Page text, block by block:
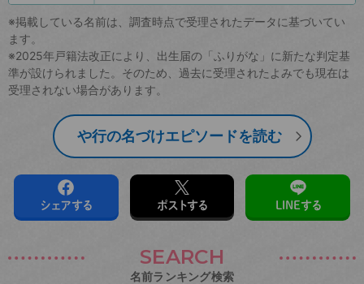
※掲載している名前は、調査時点で受理されたデータに基づいてい
ます。
※2025年戸籍法改正により、出生届の「ふりがな」に新たな判定基
準が設けられました。そのため、過去に受理されたよみでも現在は
受理されない場合があります。
や行の名づけエピソードを読む
シェアする ポストする LINEする
SEARCH
名前ランキング検索